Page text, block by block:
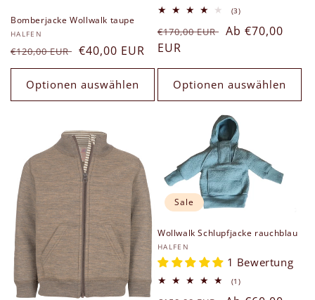
Bomberjacke Wollwalk taupe
Anbieter:
HALFEN
Normaler
Preis
€120,00 EUR Verkaufspreis
€40,00 EUR
Optionen auswählen
(3)3
insgesamt
Normaler
Preis
€170,00 EUR Verkaufspreis
Ab €70,00
EUR
Optionen auswählen
Sale
Wollwalk Schlupfjacke rauchblau
Anbieter:
HALFEN
1 Bewertung
(1)1